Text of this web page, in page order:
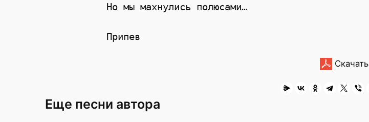
Но мы махнулись полюсами…
Припев
Скачать
Еще песни автора